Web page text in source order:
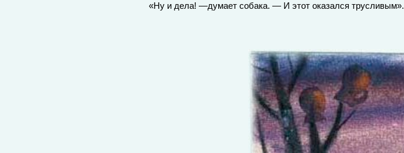
«Ну и дела! —думает собака. — И этот оказался трусливым».